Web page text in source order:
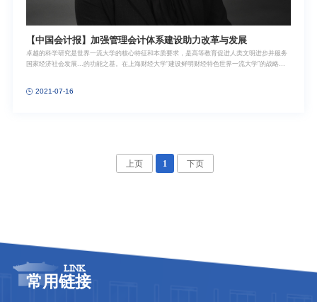
【中国会计报】加强管理会计体系建设助力改革与发展
卓越的科学研究是世界一流大学的核心特征和本质要求，是高等教育促进人类文明进步并服务
国家经济社会发展...的功能之基。在上海财经大学“建设鲜明财经特色世界一流大学”的战略目
2021-07-16
上页 1 下页
LINK
常用链接